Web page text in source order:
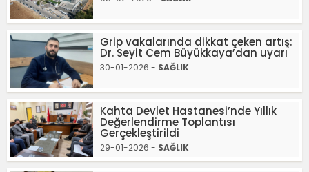
Grip vakalarında dikkat çeken artış:
Dr. Seyit Cem Büyükkaya’dan uyarı
30-01-2026 - SAĞLIK
Kahta Devlet Hastanesi’nde Yıllık
Değerlendirme Toplantısı
Gerçekleştirildi
29-01-2026 - SAĞLIK